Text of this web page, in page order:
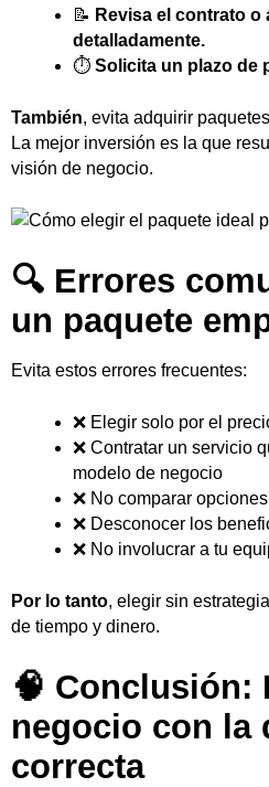
📝 Revisa el contrato
detalladamente.
⏱️ Solicita un plazo de
También, evita adquirir
La mejor inversión es la que
visión de negocio.
🔍 Errores
un paquete
Evita estos errores frecuentes:
❌ Elegir solo por el
❌ Contratar un servicio
modelo de negocio
❌ No comparar opciones
❌ Desconocer los
❌ No involucrar a tu
Por lo tanto, elegir sin
de tiempo y dinero.
🧠 Conclusión:
negocio con la
correcta